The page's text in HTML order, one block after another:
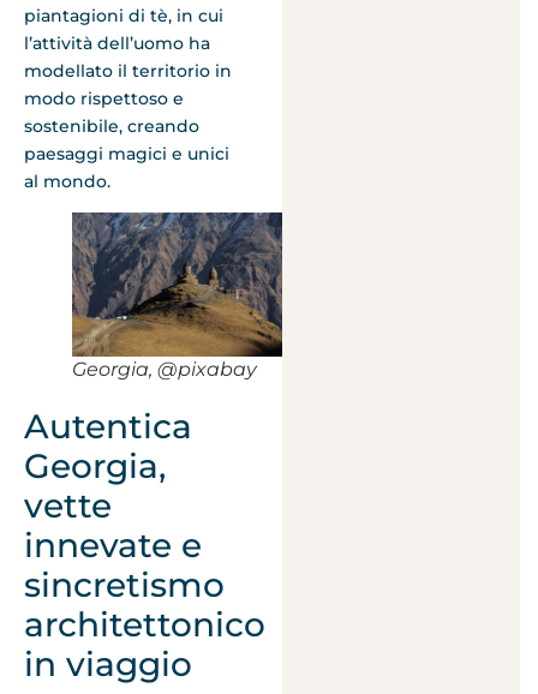
piantagioni di tè, in cui
l’attività dell’uomo ha
modellato il territorio in
modo rispettoso e
sostenibile, creando
paesaggi magici e unici
al mondo.
Georgia, @pixabay
Autentica
Georgia,
vette
innevate e
sincretismo
architettonico
in viaggio